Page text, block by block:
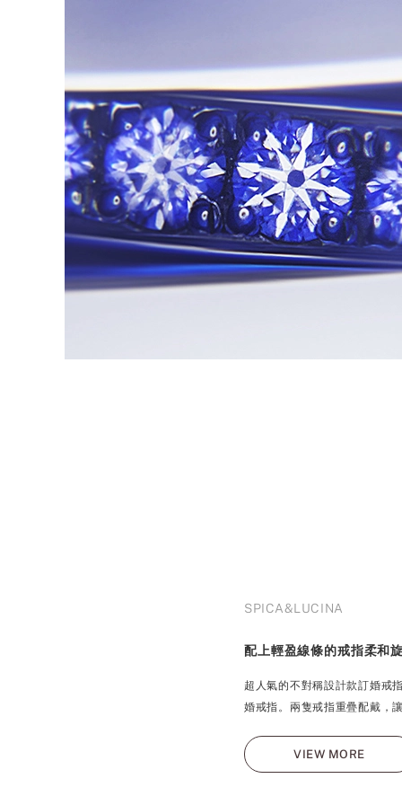
SPICA&LUCINA
配上輕盈線條的戒指柔和
超人氣的不對稱設計款訂婚戒
婚戒指。兩隻戒指重疊配戴，
VIEW MORE